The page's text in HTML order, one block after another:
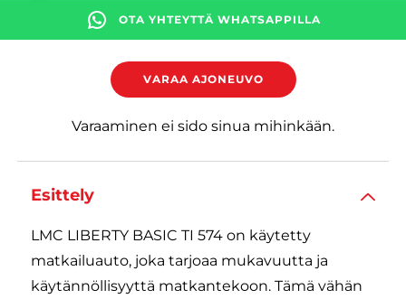
OTA YHTEYTTÄ WHATSAPPILLA
VARAA AJONEUVO
Varaaminen ei sido sinua mihinkään.
Esittely
LMC LIBERTY BASIC TI 574 on käytetty
matkailuauto, joka tarjoaa mukavuutta ja
käytännöllisyyttä matkantekoon. Tämä vähän